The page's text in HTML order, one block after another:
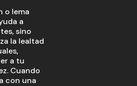
o lema
a
sino
la lealtad
a tu
Cuando
con una